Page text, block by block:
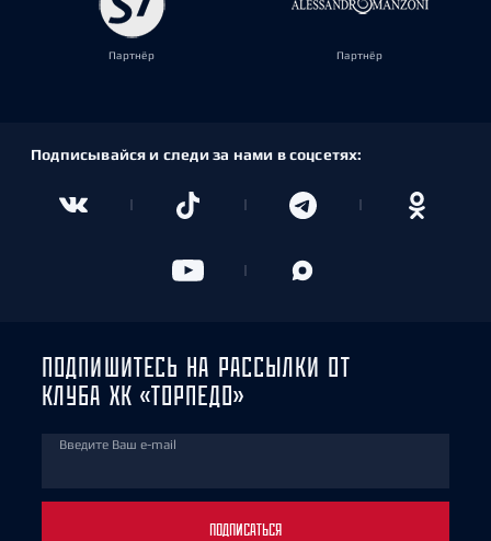
Партнёр Партнёр
Подписывайся и следи за нами в соцсетях:
ПОДПИШИТЕСЬ НА РАССЫЛКИ ОТ
КЛУБА ХК «ТОРПЕДО»
Введите Ваш e-mail
ПОДПИСАТЬСЯ